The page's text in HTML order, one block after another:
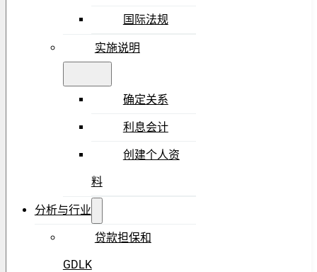
国际法规
实施说明
确定关系
利息会计
创建个人资
料
分析与行业
贷款担保和
GDLK